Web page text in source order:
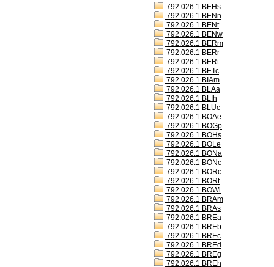
792.026.1 BEHs
792.026.1 BENn
792.026.1 BENt
792.026.1 BENw
792.026.1 BERm
792.026.1 BERr
792.026.1 BERt
792.026.1 BETc
792.026.1 BIAm
792.026.1 BLAa
792.026.1 BLIh
792.026.1 BLUc
792.026.1 BOAe
792.026.1 BOGp
792.026.1 BOHs
792.026.1 BOLe
792.026.1 BONa
792.026.1 BONc
792.026.1 BORc
792.026.1 BORt
792.026.1 BOWl
792.026.1 BRAm
792.026.1 BRAs
792.026.1 BREa
792.026.1 BREb
792.026.1 BREc
792.026.1 BREd
792.026.1 BREg
792.026.1 BREh